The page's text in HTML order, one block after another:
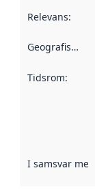
Relevans:
Geografisk område
Tidsrom:
I samsvar med